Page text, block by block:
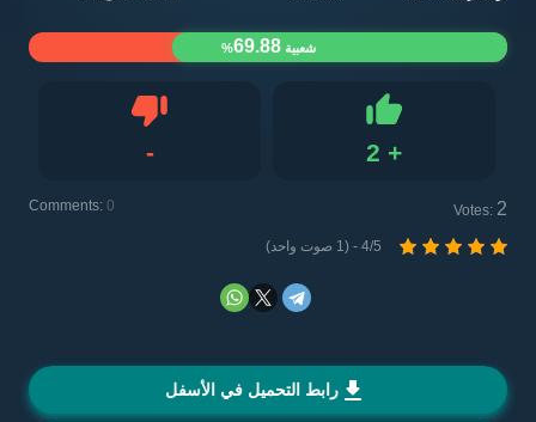
+
2
Like
-
Votes: 2
Comments: 0
4/5 - (1 صوت واحد)
شعبية69.88
%
رابط التحميل في الأسفل